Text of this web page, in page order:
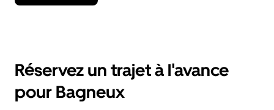
la
ouvrir
calendrier
et
Réservez un trajet à l'avance
pour Bagneux